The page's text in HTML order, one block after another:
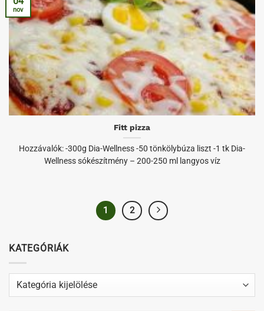
Fitt pizza
Hozzávalók: -300g Dia-Wellness -50 tönkölybúza liszt -1 tk Dia-
Wellness sókészítmény – 200-250 ml langyos víz
nov
1 2
KATEGÓRIÁK
Kategóriák